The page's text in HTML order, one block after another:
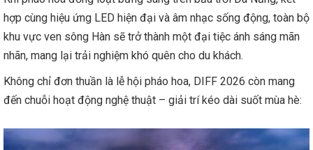
hợp cùng hiệu ứng LED hiện đại và âm nhạc sống động, toàn bộ
khu vực ven sông Hàn sẽ trở thành một đại tiệc ánh sáng mãn
nhãn, mang lại trải nghiệm khó quên cho du khách.
Không chỉ đơn thuần là lễ hội pháo hoa, DIFF 2026 còn mang
đến chuỗi hoạt động nghệ thuật – giải trí kéo dài suốt mùa hè: